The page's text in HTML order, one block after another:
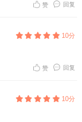
回复
赞
10分
回复
赞
10分